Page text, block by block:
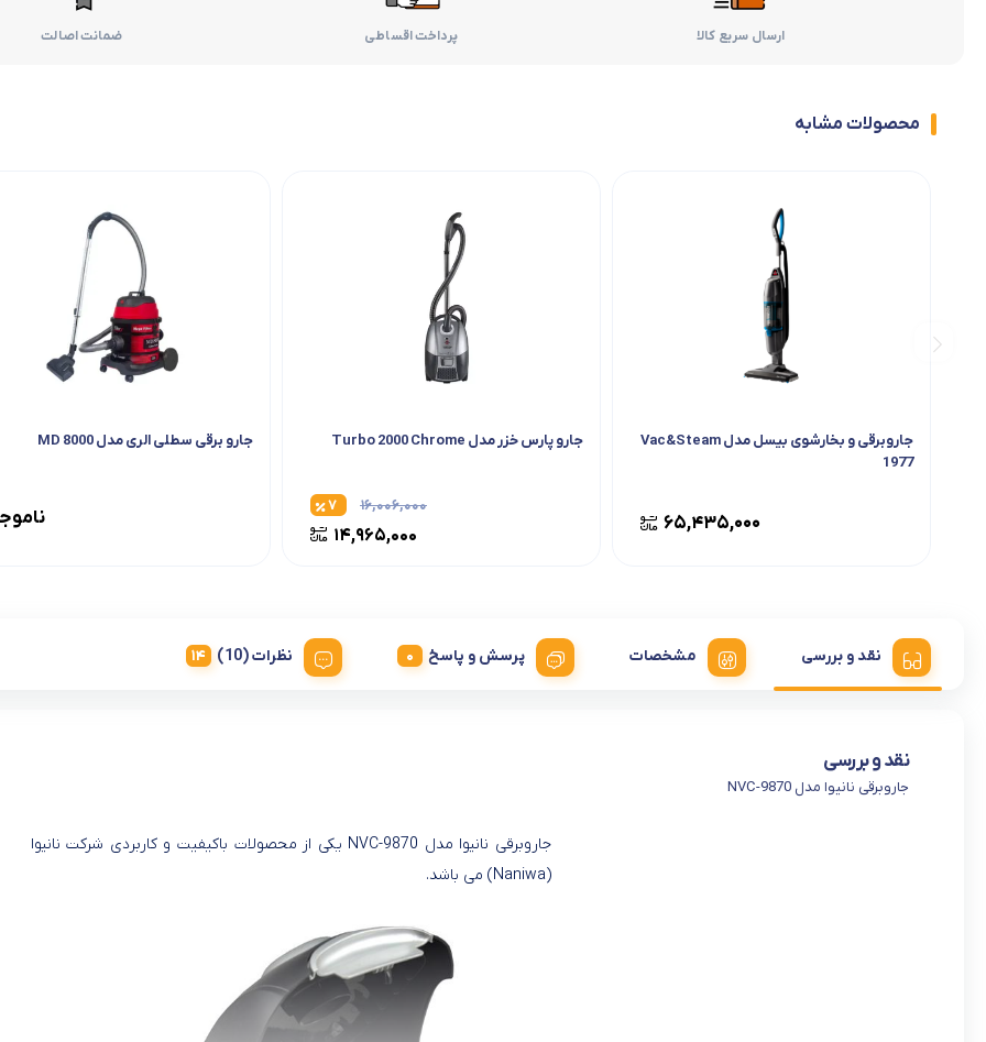
ارسال سریع کالا پرداخت اقساطی ضمانت اصالت
محصولات مشابه
جاروبرقی و بخارشوی بیسل مدل Vac&Steam
1977
۶۵,۴۳۵,۰۰۰
جارو پارس خزر مدل Turbo 2000 Chrome
۱۶,۰۰۶,۰۰۰
۱۴,۹۶۵,۰۰۰
۷
جارو برقی سطلی الری مدل MD 8000
نقد و بررسی مشخصات پرسش و پاسخ نظرات (10)
نقد و بررسی
جاروبرقی نانیوا مدل NVC-9870
جاروبرقی نانیوا مدل NVC-9870 یکی از محصولات باکیفیت و کاربردی شرکت نانیوا
(Naniwa) می باشد.